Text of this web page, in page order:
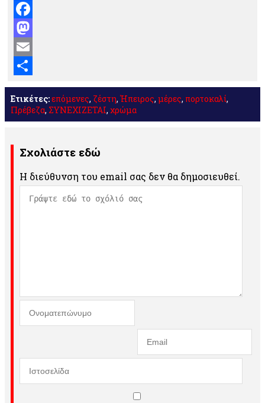
Facebook
Mastodon
Email
Μοιραστείτε
Ετικέτες:επόμενες, ζέστη, Ήπειρος, μέρες, πορτοκαλί,
Πρέβεζα, ΣΥΝΕΧΙΖΕΤΑΙ, χρώμα
Σχολιάστε εδώ
Η διεύθυνση του email σας δεν θα δημοσιευθεί.